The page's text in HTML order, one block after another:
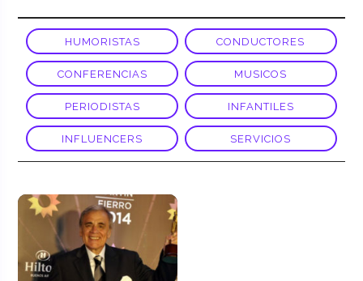
HUMORISTAS CONDUCTORES
CONFERENCIAS MUSICOS
PERIODISTAS INFANTILES
INFLUENCERS SERVICIOS